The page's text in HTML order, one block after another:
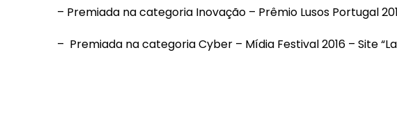
– Premiada na categoria Inovação – Prêmio Lusos Portugal
– Premiada na categoria Cyber – Mídia Festival 2016 – Site